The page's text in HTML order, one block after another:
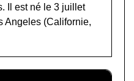
Il est né le 3 juillet
Angeles (Californie,